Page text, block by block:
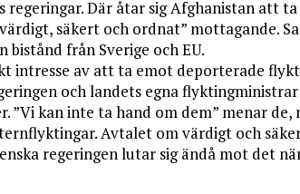
regeringar. Där åtar sig Afghanistan att
säkert och ordnat” mottagande.
från Sverige och EU.
intresse av att ta emot deporterade
och landets egna
kan inte ta hand om dem” menar
Avtalet om värdigt och
regeringen lutar sig ändå mot det